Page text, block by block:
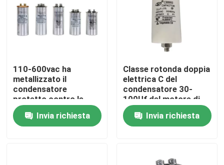
Prodotti
Video
110-600vac ha
metallizzato il
condensatore
protetto contro le
esplosioni del motore
della pompa idraulica
del condensatore del
Invia richiesta
Classe rotonda doppia
elettrica C del
condensatore 30-
100Uf del motore di
CBB per il motore
della lavatrice
Invia richiesta